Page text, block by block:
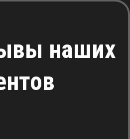
наших